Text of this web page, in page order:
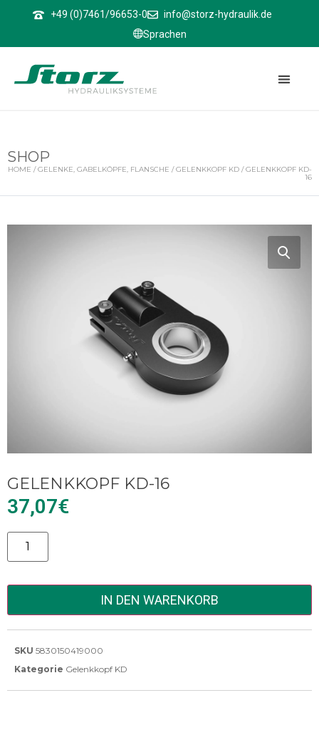
+49 (0)7461/96653-0
info@storz-hydraulik.de
Sprachen
SHOP
HOME /GELENKE, GABELKÖPFE, FLANSCHE /GELENKKOPF KD / GELENKKOPF KD-
16
GELENKKOPF KD-16
37,07€
Alternative:
IN DEN WARENKORB
SKU 5830150419000
Kategorie Gelenkkopf KD